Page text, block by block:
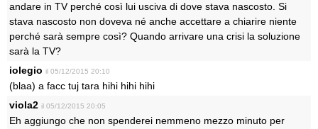
andare in TV perché così lui usciva di dove stava nascosto. Si
stava nascosto non doveva né anche accettare a chiarire niente
perché sarà sempre così? Quando arrivare una crisi la soluzione
sarà la TV?
iolegio il 05/12/2015 20:10
(blaa) a facc tuj tara hihi hihi hihi
viola2 il 05/12/2015 20:05
Eh aggiungo che non spenderei nemmeno mezzo minuto per